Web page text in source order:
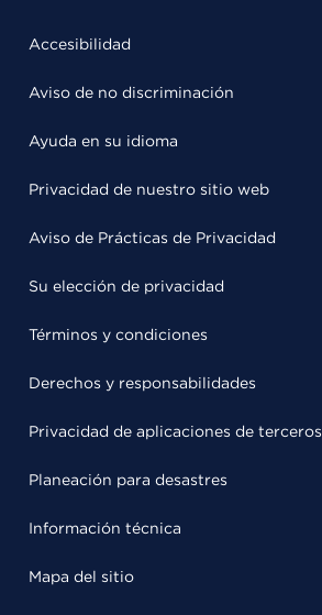
Accesibilidad
Aviso de no discriminación
Ayuda en su idioma
Privacidad de nuestro sitio web
Aviso de Prácticas de Privacidad
Su elección de privacidad
Términos y condiciones
Derechos y responsabilidades
Privacidad de aplicaciones de terceros
Planeación para desastres
Información técnica
Mapa del sitio